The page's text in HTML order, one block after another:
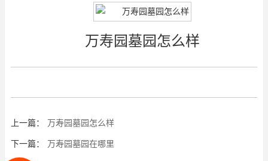
万寿园墓园怎么样
上一篇： 万寿园墓园怎么样
下一篇： 万寿园墓园在哪里